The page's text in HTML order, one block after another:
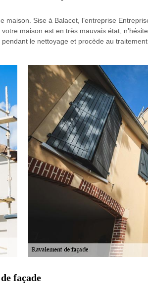
Sise à Balacet, l’entreprise
maison est en très mauvais état,
le nettoyage et procède au
façade